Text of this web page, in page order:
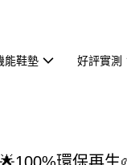
能鞋墊 好評實測